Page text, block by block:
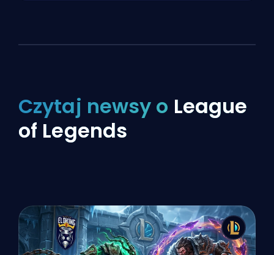
Czytaj newsy o League
of Legends